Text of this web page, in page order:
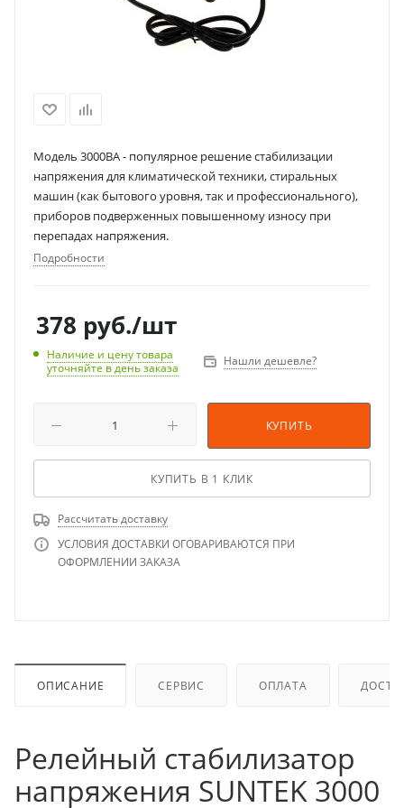
Модель 3000ВА - популярное решение стабилизации
напряжения для климатической техники, стиральных
машин (как бытового уровня, так и профессионального),
приборов подверженных повышенному износу при
перепадах напряжения.
Подробности
378 руб./шт
Наличие и цену товара
уточняйте в день заказа
Нашли дешевле?
КУПИТЬ
КУПИТЬ В 1 КЛИК
Рассчитать доставку
УСЛОВИЯ ДОСТАВКИ ОГОВАРИВАЮТСЯ ПРИ
ОФОРМЛЕНИИ ЗАКАЗА
ОПИСАНИЕ СЕРВИС ОПЛАТА
Релейный стабилизатор
напряжения SUNTEK 3000